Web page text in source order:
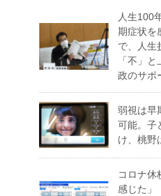
人生100
期症状を
で、人生
「不」
政のサポ
弱視は早
可能。子
け、桃野
コロナ休
感じた」